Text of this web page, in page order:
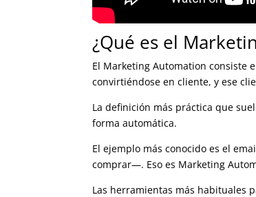
¿Qué es el
El Marketing Automation consiste
convirtiéndose en cliente, y ese
La definición más práctica que
forma automática.
El ejemplo más conocido es el
comprar—. Eso es Marketing
Las herramientas más habituales